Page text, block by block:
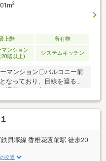
2
上階 所有権
マンション
階以上)
システムキッチン
マンション〇バルコニー前
なっており、目線を遮る建
通風ともに良好〇J：COM
ンセントに配置〇ペニンシ
ーキッチン〇キッチンシン
ー付き〇メーターボックス
〇オール電化マンション〇
による制限あり） ペット
1台利用可能です。〇来客
グがあり〇共用部に宅配ボ
貝塚線 香椎花園前駅 徒歩20
交通